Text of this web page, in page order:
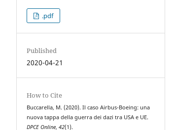
.pdf
Published
2020-04-21
How to Cite
Buccarella, M. (2020). Il caso Airbus-Boeing: una
nuova tappa della guerra dei dazi tra USA e UE.
DPCE Online,42(1).